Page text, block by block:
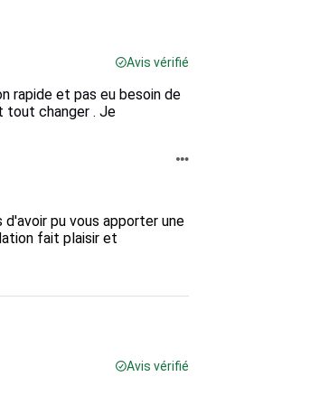
Avis vérifié
rapide et pas eu besoin de
tout changer . Je
pu vous apporter une
fait plaisir et
Avis vérifié